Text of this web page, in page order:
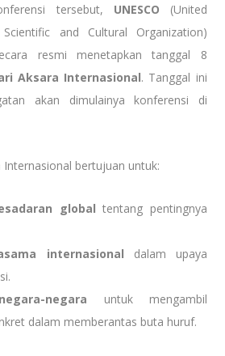
tersebut, UNESCO (United
and Cultural Organization)
resmi menetapkan tanggal 8
Aksara Internasional. Tanggal ini
akan dimulainya konferensi di
Internasional bertujuan untuk:
global tentang pentingnya
internasional dalam upaya
negara untuk mengambil
dalam memberantas buta huruf.